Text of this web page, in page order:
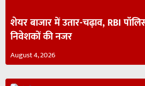
शेयर बाजार में उतार-चढ़ाव, RBI
निवेशकों की नजर
August 4, 2026